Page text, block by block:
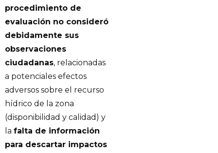
procedimiento de
evaluación no consideró
debidamente sus
observaciones
ciudadanas, relacionadas
a potenciales efectos
adversos sobre el recurso
hídrico de la zona
(disponibilidad y calidad) y
la falta de información
para descartar impactos